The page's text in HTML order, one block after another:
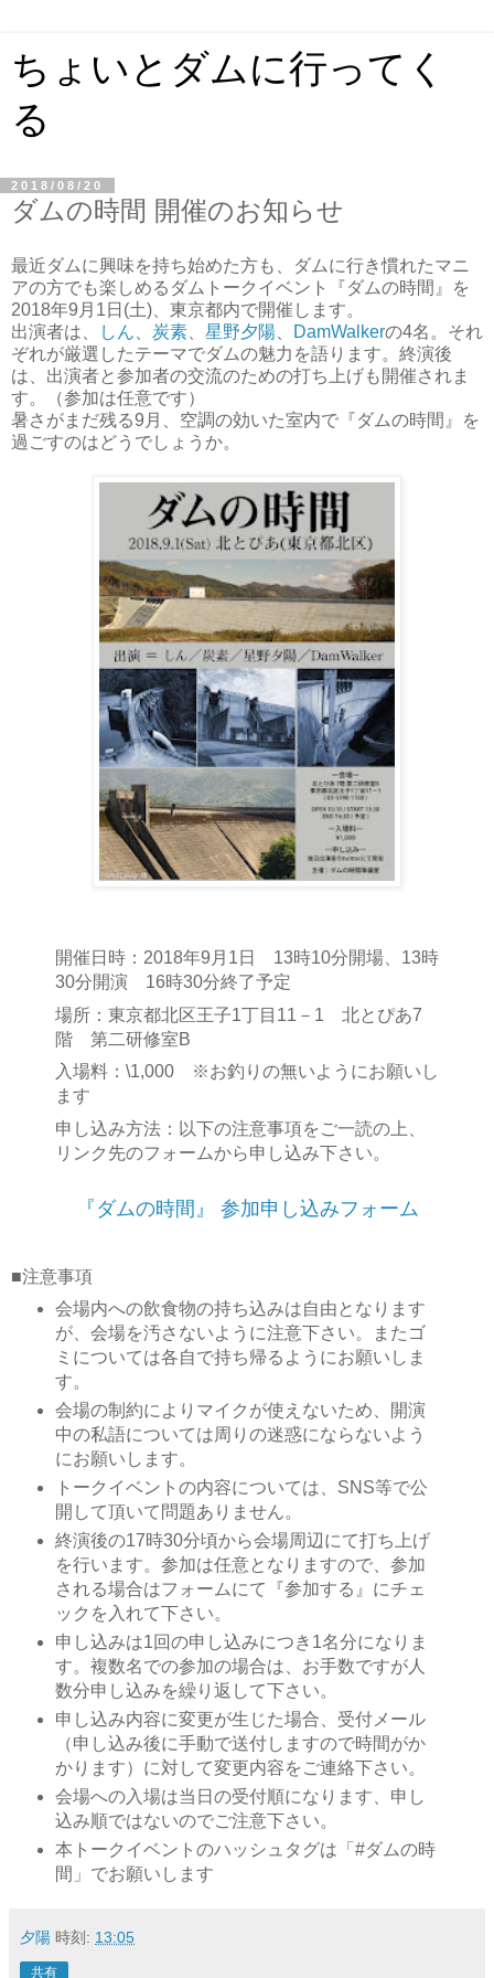
ちょいとダムに行ってく
る
2018/08/20
ダムの時間 開催のお知らせ
最近ダムに興味を持ち始めた方も、ダムに行き慣れたマニ
アの方でも楽しめるダムトークイベント『ダムの時間』を
2018年9月1日(土)、東京都内で開催します。
出演者は、
しん 炭素 星野夕陽 DamWalkerの4名。それ
ぞれが厳選したテーマでダムの魅力を語ります。終演後
は、出演者と参加者の交流のための打ち上げも開催されま
す。（参加は任意です）
暑さがまだ残る9月、空調の効いた室内で『ダムの時間』を
過ごすのはどうでしょうか。
開催日時：2018年9月1日 13時10分開場、13時
30分開演 16時30分終了予定
場所：東京都北区王子1丁目11－1 北とぴあ7
階 第二研修室B
入場料：\1,000 ※お釣りの無いようにお願いし
ます
申し込み方法：以下の注意事項をご一読の上、
リンク先のフォームから申し込み下さい。
『ダムの時間』 参加申し込みフォーム
■注意事項
会場内への飲食物の持ち込みは自由となります
が、会場を汚さないように注意下さい。またゴ
ミについては各自で持ち帰るようにお願いしま
す。
会場の制約によりマイクが使えないため、開演
中の私語については周りの迷惑にならないよう
にお願いします。
トークイベントの内容については、SNS等で公
開して頂いて問題ありません。
終演後の17時30分頃から会場周辺にて打ち上げ
を行います。参加は任意となりますので、参加
される場合はフォームにて『参加する』にチェ
ックを入れて下さい。
申し込みは1回の申し込みにつき1名分になりま
す。複数名での参加の場合は、お手数ですが人
数分申し込みを繰り返して下さい。
申し込み内容に変更が生じた場合、受付メール
（申し込み後に手動で送付しますので時間がか
かります）に対して変更内容をご連絡下さい。
会場への入場は当日の受付順になります、申し
込み順ではないのでご注意下さい。
本トークイベントのハッシュタグは「#ダムの時
間」でお願いします
夕陽 時刻: 13:05
共有